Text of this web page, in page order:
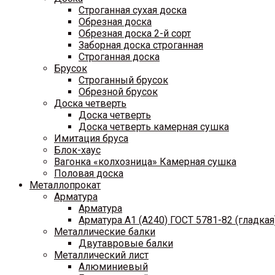
Строганная сухая доска
Обрезная доска
Обрезная доска 2-й сорт
Заборная доска строганная
Строганная доска
Брусок
Строганный брусок
Обрезной брусок
Доска четверть
Доска четверть
Доска четверть камерная сушка
Имитация бруса
Блок-хаус
Вагонка «колхозница» Камерная сушка
Половая доска
Металлопрокат
Арматура
Арматура
Арматура A1 (A240) ГОСТ 5781-82
Металлические балки
Двутавровые балки
Металлический лист
Алюминиевый